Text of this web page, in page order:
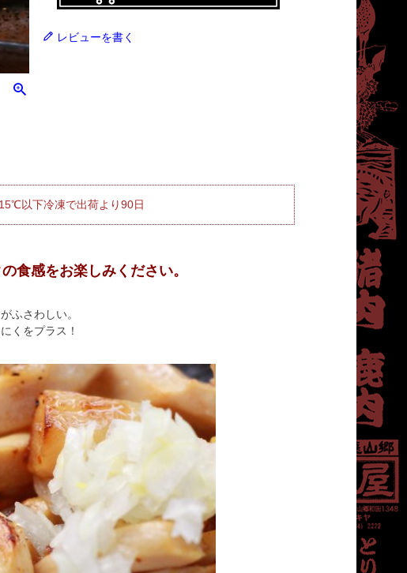
レビューを書く
以下冷凍で出荷より90日
食感をお楽しみください。
ふさわしい。
くをプラス！